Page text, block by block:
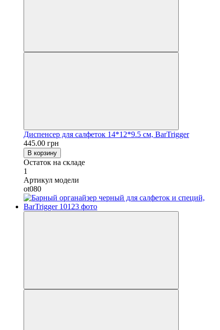
Диспенсер для салфеток 14*12*9.5 см, BarTrigger
445.00 грн
В корзину
Остаток на складе
1
Артикул модели
ot080